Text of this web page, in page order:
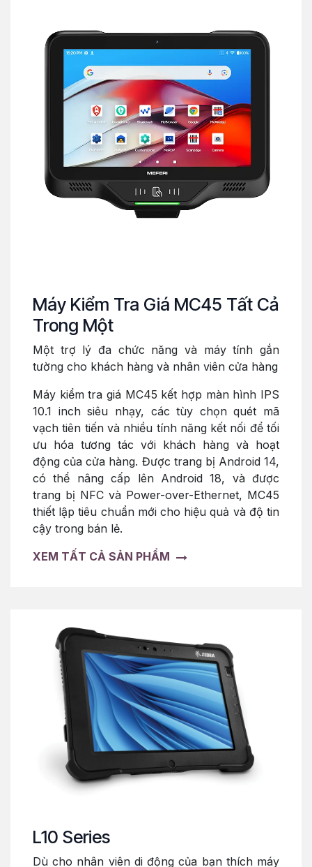
Máy Kiểm Tra Giá MC45 Tất Cả
Trong Một
Một trợ lý đa chức năng và máy tính gắn
tường cho khách hàng và nhân viên cửa hàng
Máy kiểm tra giá MC45 kết hợp màn hình IPS
10.1 inch siêu nhạy, các tùy chọn quét mã
vạch tiên tiến và nhiều tính năng kết nối để tối
ưu hóa tương tác với khách hàng và hoạt
động của cửa hàng. Được trang bị Android 14,
có thể nâng cấp lên Android 18, và được
trang bị NFC và Power-over-Ethernet, MC45
thiết lập tiêu chuẩn mới cho hiệu quả và độ tin
cậy trong bán lẻ.
XEM TẤT CẢ SẢN PHẨM
L10 Series
Dù cho nhân viên di động của bạn thích máy